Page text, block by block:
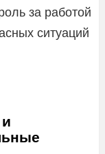
за работой
ситуаций